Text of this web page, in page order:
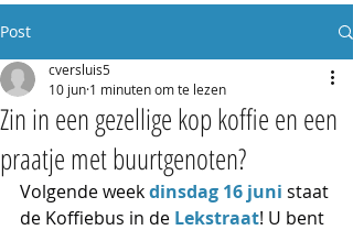
Post
Zin in een gezellige kop koffie en een
praatje met buurtgenoten?
cversluis5
10 jun 1 minuten om te lezen
Volgende week dinsdag 16 juni staat
de Koffiebus in de Lekstraat! U bent